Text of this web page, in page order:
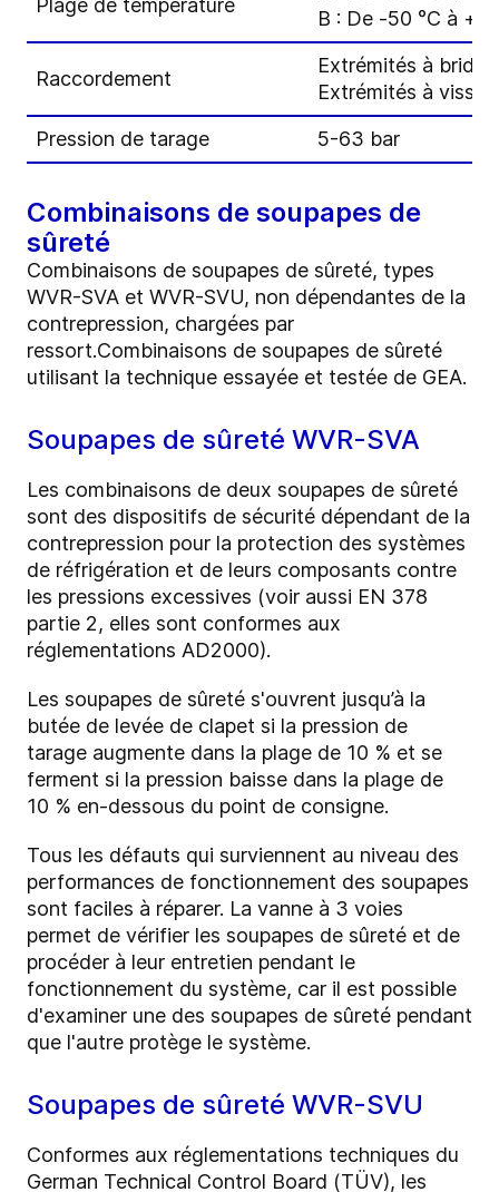
Plage de température
B : De -50 °C à
Raccordement
Extrémités à
Extrémités à visser
Pression de tarage
5-63 bar
Combinaisons de soupapes de
sûreté
Combinaisons de soupapes de sûreté, types
WVR-SVA et WVR-SVU, non dépendantes de la
contrepression, chargées par
ressort.Combinaisons de soupapes de sûreté
utilisant la technique essayée et testée de GEA.
Soupapes de sûreté WVR-SVA
Les combinaisons de deux soupapes de sûreté
sont des dispositifs de sécurité dépendant de la
contrepression pour la protection des systèmes
de réfrigération et de leurs composants contre
les pressions excessives (voir aussi EN 378
partie 2, elles sont conformes aux
réglementations AD2000).
Les soupapes de sûreté s'ouvrent jusqu’à la
butée de levée de clapet si la pression de
tarage augmente dans la plage de 10 % et se
ferment si la pression baisse dans la plage de
10 % en-dessous du point de consigne.
Tous les défauts qui surviennent au niveau des
performances de fonctionnement des soupapes
sont faciles à réparer. La vanne à 3 voies
permet de vérifier les soupapes de sûreté et de
procéder à leur entretien pendant le
fonctionnement du système, car il est possible
d'examiner une des soupapes de sûreté pendant
que l'autre protège le système.
Soupapes de sûreté WVR-SVU
Conformes aux réglementations techniques du
German Technical Control Board (TÜV), les